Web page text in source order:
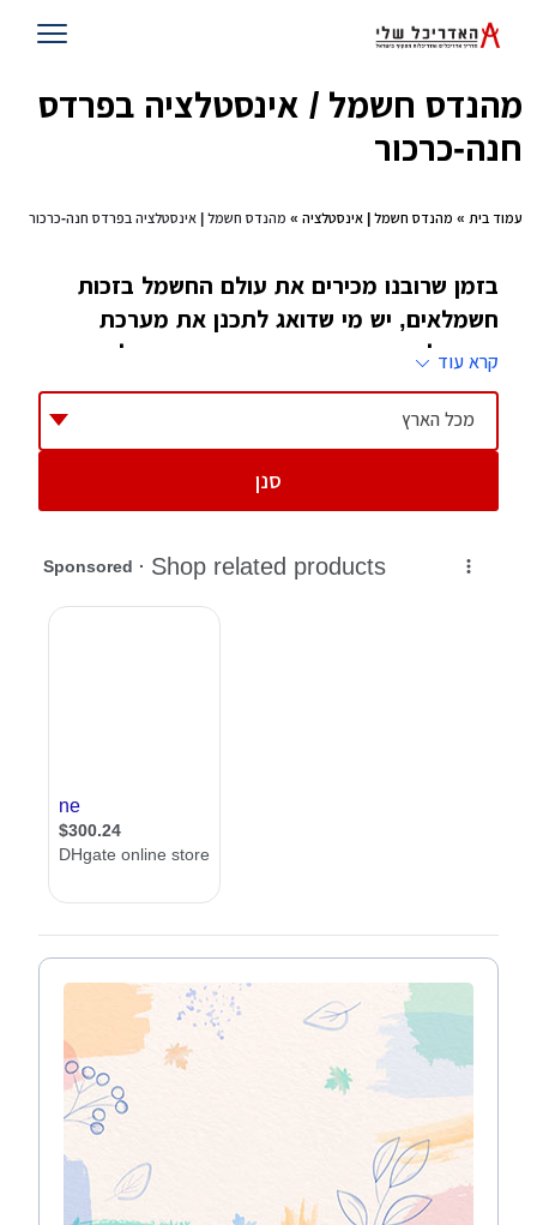
מהנדס חשמל / אינסטלציה בפרדס
חנה-כרכור
עמוד בית » מהנדס חשמל | אינסטלציה » מהנדס חשמל | אינסטלציה בפרדס חנה-כרכור
בזמן שרובנו מכירים את עולם החשמל בזכות
חשמלאים, יש מי שדואג לתכנן את מערכת
החשמל בבית, ואחראי שמערכת החשמל תעבוד
בצורה טובה, בשביל זה יש מהנדסי חשמל
אם אתם בשלבים ראשונים שלתכנון מבנה הבית,
בוודאי הגעתם לשלב בו עליכם לדון במערכת
והמסובכת ביותר, עליכם לוודא שהאיש שיעשה את
זה בשבילכם הוא לא רק אדם מנוסה ומקצועי אלא
מפעלים, מבני תעשייה או מערכות איזוריות. כאן
טמון ההבדל הגדול בין חשמלאי ראשי למהנדס
כחלק מהאינטגרציה שאנחנו עורכים כאן באתר,
אנחנו מזמינים אתכם להכיר עשרות מהנדסי חשמל
מנוסים שישמחו לבנות עבורכם מערכת חשמל
שלמה. כאן תוכלו למצוא פרטים על כל מהנדס
חשמל, כמו כן תיהנו ממאמרים ומדריכים
מקצועיים ואפשרות ליצור קשר עם מהנדסי חשמל
ולקבל מהם הצעות מחיר, ללא התחייבות וללא
עלות
קרא עוד
מכל הארץ
סנן